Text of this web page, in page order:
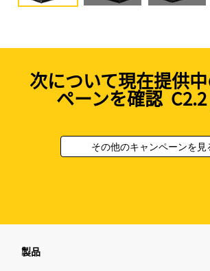
次について現在提供
ペーンを確認
その他のキャンペーンを見
製品